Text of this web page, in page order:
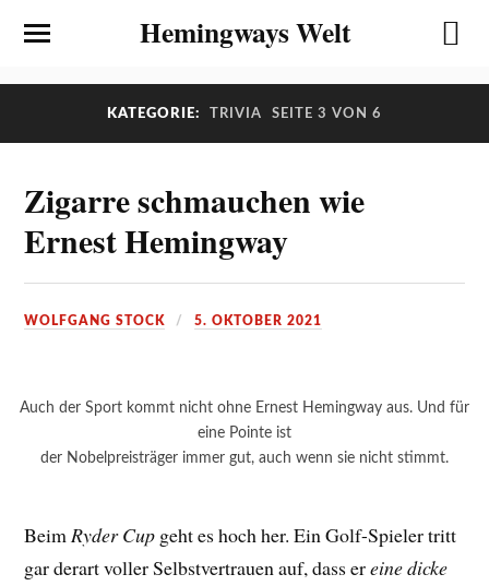
Hemingways Welt
KATEGORIE: TRIVIA SEITE 3 VON 6
Zigarre schmauchen wie
Ernest Hemingway
WOLFGANG STOCK 5. OKTOBER 2021
Auch der Sport kommt nicht ohne Ernest Hemingway aus. Und für
eine Pointe ist
der Nobelpreisträger immer gut, auch wenn sie nicht stimmt.
BeimRyder Cup geht es hoch her. Ein Golf-Spieler tritt
gar derart voller Selbstvertrauen auf, dass ereine dicke